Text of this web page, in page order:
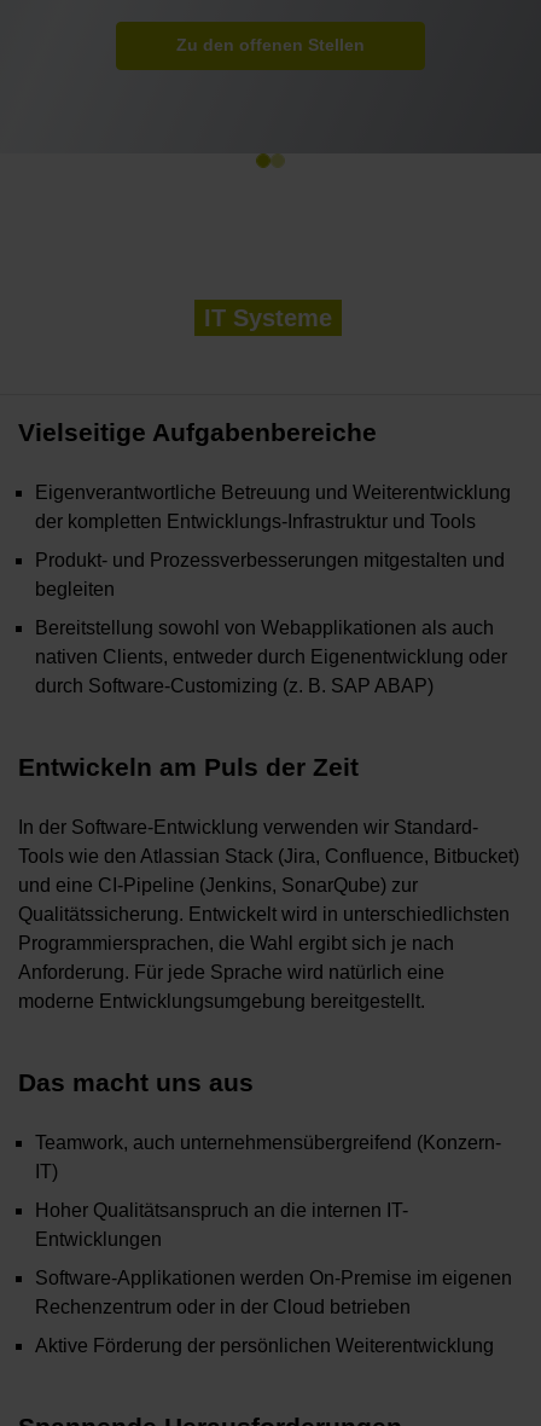
Zu den offenen Stellen
IT Systeme
Vielseitige Aufgabenbereiche
Eigenverantwortliche Betreuung und Weiterentwicklung
der kompletten Entwicklungs-Infrastruktur und Tools
Produkt- und Prozessverbesserungen mitgestalten und
begleiten
Bereitstellung sowohl von Webapplikationen als auch
nativen Clients, entweder durch Eigenentwicklung oder
durch Software-Customizing (z. B. SAP ABAP)
Entwickeln am Puls der Zeit
In der Software-Entwicklung verwenden wir Standard-
Tools wie den Atlassian Stack (Jira, Confluence, Bitbucket)
und eine CI-Pipeline (Jenkins, SonarQube) zur
Qualitätssicherung. Entwickelt wird in unterschiedlichsten
Programmiersprachen, die Wahl ergibt sich je nach
Anforderung. Für jede Sprache wird natürlich eine
moderne Entwicklungsumgebung bereitgestellt.
Das macht uns aus
Teamwork, auch unternehmensübergreifend (Konzern-
IT)
Hoher Qualitätsanspruch an die internen IT-
Entwicklungen
Software-Applikationen werden On-Premise im eigenen
Rechenzentrum oder in der Cloud betrieben
Aktive Förderung der persönlichen Weiterentwicklung